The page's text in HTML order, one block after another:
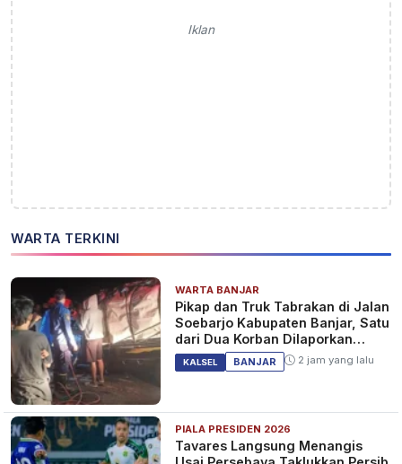
Iklan
WARTA TERKINI
WARTA BANJAR
Pikap dan Truk Tabrakan di Jalan
Soebarjo Kabupaten Banjar, Satu
dari Dua Korban Dilaporkan
Tewas
KALSEL BANJAR 2 jam yang lalu
PIALA PRESIDEN 2026
Tavares Langsung Menangis